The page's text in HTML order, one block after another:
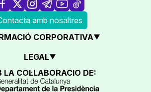
amb nosaltres
CORPORATIVA
LEGAL
LA COL·LABORACIÓ DE: